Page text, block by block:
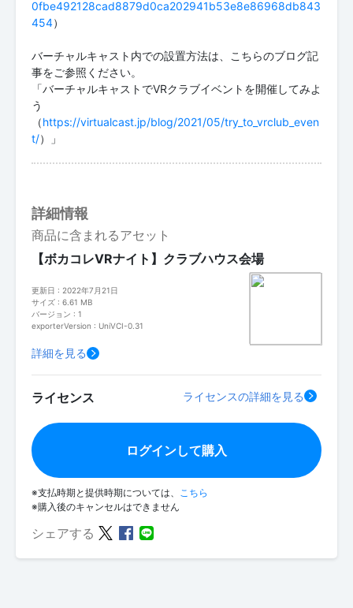
0fbe492128cad8879d0ca202941b53e8e86968db843
454）
バーチャルキャスト内での設置方法は、こちらのブログ記
事をご参照ください。
「バーチャルキャストでVRクラブイベントを開催してみよ
う
（https://virtualcast.jp/blog/2021/05/try_to_vrclub_even
t/）」
詳細情報
商品に含まれるアセット
【ボカコレVRナイト】クラブハウス会場
更新日 : 2022年7月21日
サイズ : 6.61 MB
バージョン : 1
exporterVersion : UniVCI-0.31
詳細を見る
ライセンス ライセンスの詳細を見る
ログインして購入
※支払時期と提供時期については、
こちら
※購入後のキャンセルはできません
シェアする